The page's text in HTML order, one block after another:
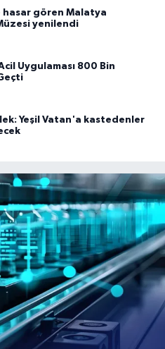
hasar gören Malatya
yenilendi
Acil Uygulaması 800 Bin
Yeşil Vatan'a kastedenler